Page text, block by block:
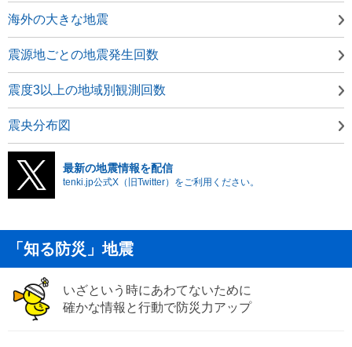
海外の大きな地震
震源地ごとの地震発生回数
震度3以上の地域別観測回数
震央分布図
最新の地震情報を配信
tenki.jp公式X（旧Twitter）をご利用ください。
「知る防災」地震
いざという時にあわてないために
確かな情報と行動で防災力アップ